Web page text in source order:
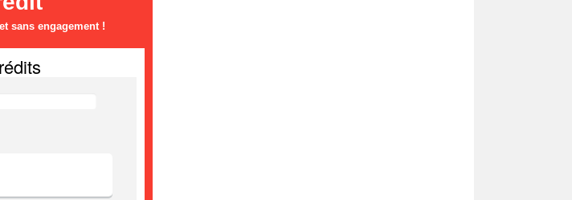
sans engagement !